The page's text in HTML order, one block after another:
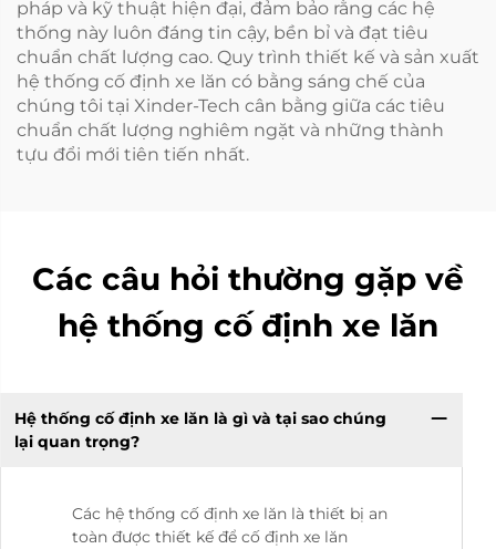
pháp và kỹ thuật hiện đại, đảm bảo rằng các hệ
thống này luôn đáng tin cậy, bền bỉ và đạt tiêu
chuẩn chất lượng cao. Quy trình thiết kế và sản xuất
hệ thống cố định xe lăn có bằng sáng chế của
chúng tôi tại Xinder-Tech cân bằng giữa các tiêu
chuẩn chất lượng nghiêm ngặt và những thành
tựu đổi mới tiên tiến nhất.
Các câu hỏi thường gặp về
hệ thống cố định xe lăn
Hệ thống cố định xe lăn là gì và tại sao chúng
lại quan trọng?
Các hệ thống cố định xe lăn là thiết bị an
toàn được thiết kế để cố định xe lăn